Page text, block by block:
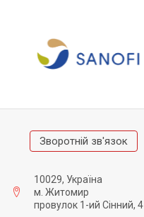
Зворотній зв'язок
10029, Україна
м. Житомир
провулок 1-ий Сінний, 4